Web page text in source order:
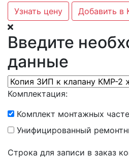
Узнать цену Добавить в
Введите
данные
Комплектация:
Комплект монтажных
Унифицированный
Строка для записи в заказ